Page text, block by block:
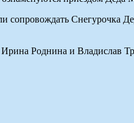
сопровождать Снегурочка
Роднина и Владислав